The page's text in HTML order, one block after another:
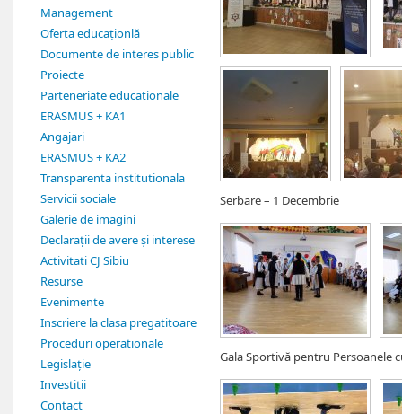
Serbare – 1 Decembrie
Gala Sportivă pentru Persoanele
Management
Oferta educaționlă
Documente de interes public
Proiecte
Parteneriate educationale
ERASMUS + KA1
Angajari
ERASMUS + KA2
Transparenta institutionala
Servicii sociale
Galerie de imagini
Declarații de avere și interese
Activitati CJ Sibiu
Resurse
Evenimente
Inscriere la clasa pregatitoare
Proceduri operationale
Legislație
Investitii
Contact